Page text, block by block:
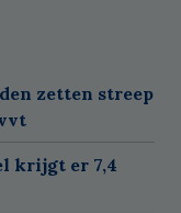
zetten streep
krijgt er 7,4